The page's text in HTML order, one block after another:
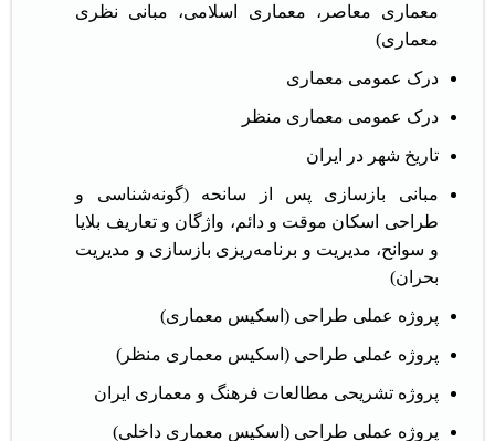
معماری معاصر، معماری اسلامی، مبانی نظری
معماری)
درک عمومی معماری
درک عمومی معماری منظر
تاریخ شهر در ایران
مبانی بازسازی پس از سانحه (گونه‌شناسی و
طراحی اسکان موقت و دائم، واژگان و تعاریف بلایا
و سوانح، مدیریت و برنامه‌ریزی بازسازی و مدیریت
بحران)
پروژه عملی طراحی (اسکیس معماری)
پروژه عملی طراحی (اسکیس معماری منظر)
پروژه تشريحی مطالعات فرهنگ و معماری ايران
پروژه عملی طراحی (اسكيس معماری داخلی)